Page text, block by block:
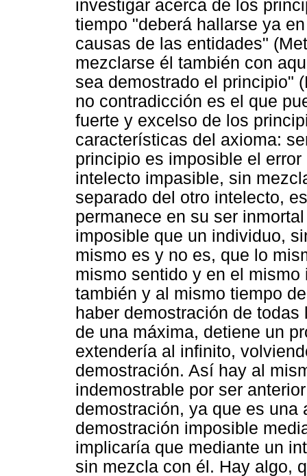
investigar acerca de los
tiempo "deberá hallarse ya
causas de las entidades"
mezclarse él también con
sea demostrado el principio"
no contradicción es el que
fuerte y excelso de los
características del axioma:
principio es imposible el
intelecto impasible, sin
separado del otro intelecto,
permanece en su ser
imposible que un individuo,
mismo es y no es, que lo
mismo sentido y en el
también y al mismo tiempo
haber demostración de
de una máxima, detiene un
extendería al infinito,
demostración. Así hay al
indemostrable por ser
demostración, ya que es
demostración imposible
implicaría que mediante un
sin mezcla con él. Hay algo,